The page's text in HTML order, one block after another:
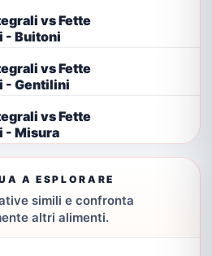
vs Fette
- Buitoni
vs Fette
- Gentilini
vs Fette
- Misura
A ESPLORARE
simili e confronta
altri alimenti.